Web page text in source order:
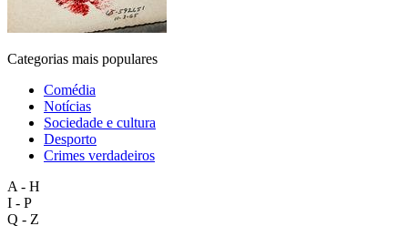
Categorias mais populares
Comédia
Notícias
Sociedade e cultura
Desporto
Crimes verdadeiros
A - H
I - P
Q - Z